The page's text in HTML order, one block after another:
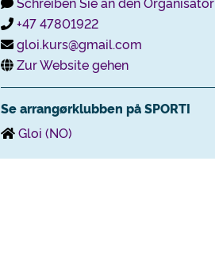
+47 47801922
gloi.kurs@gmail.com
Zur Website gehen
Se arrangørklubben på SPORTI
Gloi (NO)